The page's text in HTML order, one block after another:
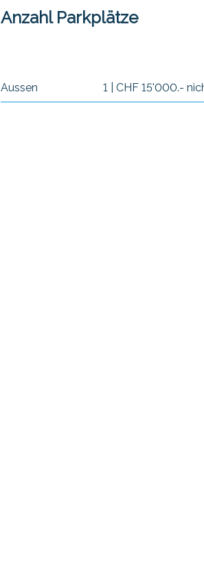
Anzahl Parkplätze
Aussen 1 | CHF 15'000.-